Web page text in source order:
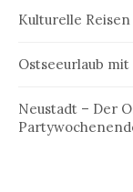
Kulturelle Reisen
Ostseeurlaub
Neustadt – Der